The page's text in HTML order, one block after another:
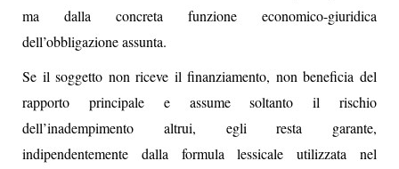
ma dalla concreta funzione economico-giuridica
dell’obbligazione assunta.
Se il soggetto non riceve il finanziamento, non beneficia del
rapporto principale e assume soltanto il rischio
dell’inadempimento altrui, egli resta garante,
indipendentemente dalla formula lessicale utilizzata nel